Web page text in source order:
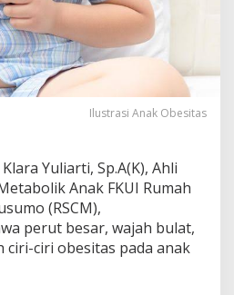
Ilustrasi Anak Obesitas
Yuliarti, Sp.A(K), Ahli
Anak FKUI Rumah
(RSCM),
perut besar, wajah bulat,
ciri-ciri obesitas pada anak